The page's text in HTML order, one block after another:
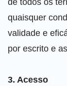
quaisquer
validade e
por escrito e
3. Acesso